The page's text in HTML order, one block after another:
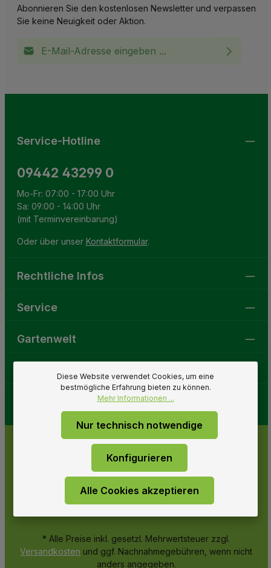
Abonnieren Sie den kostenlosen Newsletter und verpassen
Sie keine Neuigkeit oder Aktion.
Service-Hotline
09442 43299 0
Mo-Fr: 07:00 - 17:00 Uhr
Sa: 09:00 - 14:00 Uhr
(mit Terminvereinbarung)
Oder über unser Kontaktformular.
Rechtliche Infos
Service
Gartenwelt
* Alle Preise inkl. gesetzl. Mehrwertsteuer zzgl.
Versandkosten und ggf. Nachnahmegebühren, wenn nicht
anders angegeben.
Diese Website verwendet Cookies, um eine
bestmögliche Erfahrung bieten zu können.
Mehr Informationen ...
Nur technisch notwendige
Konfigurieren
Alle Cookies akzeptieren